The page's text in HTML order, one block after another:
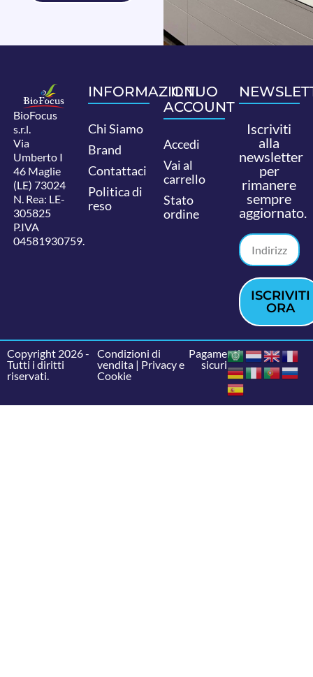
BioFocus
s.r.l.
Via
Umberto I
46 Maglie
(LE) 73024
N. Rea: LE-
305825
P.IVA
04581930759.
INFORMAZIONI
Chi Siamo
Brand
Contattaci
Politica di
reso
IL TUO
ACCOUNT
Accedi
Vai al
carrello
Stato
ordine
Iscriviti
alla
newsletter
per
rimanere
sempre
aggiornato.
ISCRIVITI
ORA
Copyright 2026 -
Tutti i diritti
riservati.
Condizioni di
vendita| Privacy e
Cookie
Pagamenti
sicuri